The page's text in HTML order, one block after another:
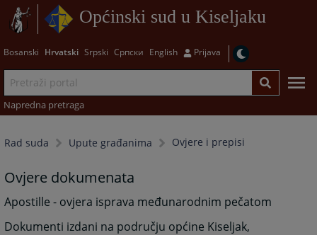
Općinski sud u Kiseljaku
Bosanski Hrvatski Srpski Српски English Prijava
Napredna pretraga
Rad suda Upute građanima Ovjere i prepisi
Ovjere dokumenata
Apostille - ovjera isprava međunarodnim pečatom
Dokumenti izdani na području općine Kiseljak,